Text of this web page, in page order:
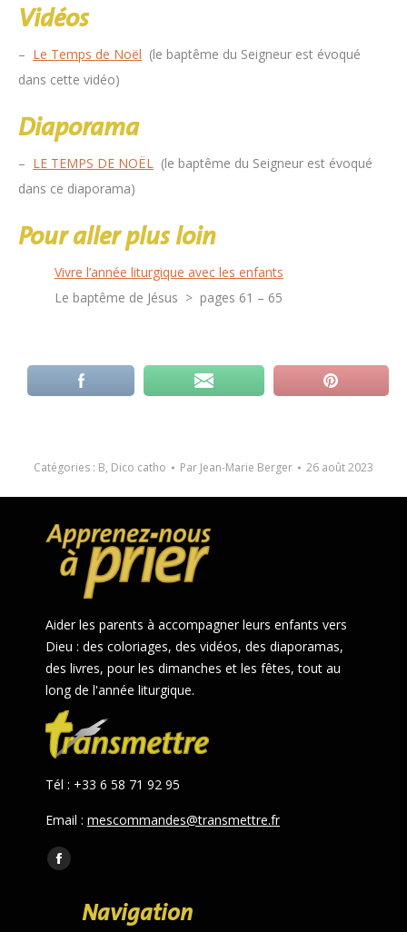
Vidéos
– Le Temps de Noël (le baptême du Seigneur est évoqué
dans cette vidéo)
Diaporama
– LE TEMPS DE NOËL (le baptême du Seigneur est évoqué
dans ce diaporama)
Pour aller plus loin
Vivre l’année liturgique avec les enfants
Le baptême de Jésus > pages 61 – 65
Catégories : B, Dico catho Par Jean-Marie Berger 26 août 2023
Aider les parents à accompagner leurs enfants vers
Dieu : des coloriages, des vidéos, des diaporamas,
des livres, pour les dimanches et les fêtes, tout au
long de l'année liturgique.
Tél : +33 6 58 71 92 95
Email : mescommandes@transmettre.fr
Trouvez nous sur :
Facebook
opensNavigation